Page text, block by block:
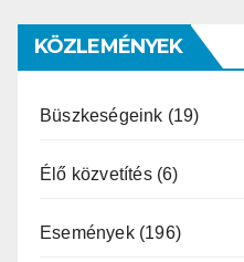
KÖZLEMÉNYEK
Büszkeségeink (19)
Élő közvetítés(6)
Események(196)